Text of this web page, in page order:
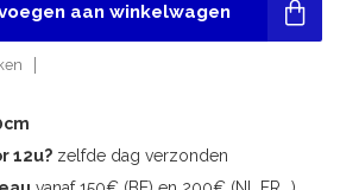
aan winkelwagen
12u? zelfde dag verzonden